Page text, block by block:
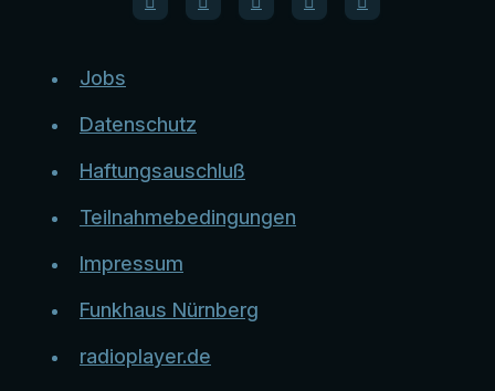
Jobs
Datenschutz
Haftungsauschluß
Teilnahmebedingungen
Impressum
Funkhaus Nürnberg
radioplayer.de